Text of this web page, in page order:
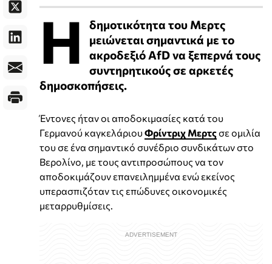
Η
δημοτικότητα του Μερτς
μειώνεται σημαντικά με το
ακροδεξιό AfD να ξεπερνά τους
συντηρητικούς σε αρκετές
δημοσκοπήσεις.
Έντονες ήταν οι αποδοκιμασίες κατά του
Γερμανού καγκελάριουΦρίντριχ Μερτςσε ομιλία
του σε ένα σημαντικό συνέδριο συνδικάτων στο
Βερολίνο, με τους αντιπροσώπους να τον
αποδοκιμάζουν επανειλημμένα ενώ εκείνος
υπερασπιζόταν τις επώδυνες οικονομικές
μεταρρυθμίσεις.